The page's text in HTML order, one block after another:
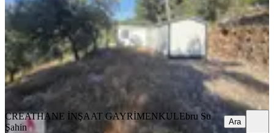
983 m²· Parselli, Yolu Açılmış 5.086/m² ·
27.07.2026
5.000.000 ₺
CREATHANE İNŞAAT GAYRİMENKUL Ebru Su Şahin
CREATHANE İNŞAAT GAYRİMENKULEbru Su
Şahin
Ara